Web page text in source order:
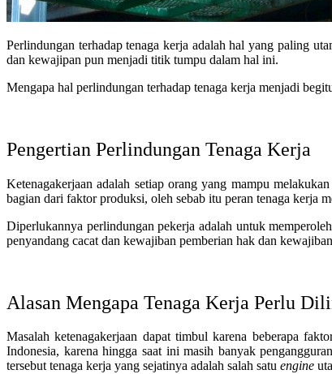
Perlindungan terhadap tenaga kerja adalah hal yang paling
dan kewajipan pun menjadi titik tumpu dalam hal ini.
Mengapa hal perlindungan terhadap tenaga kerja menjadi
Pengertian Perlindungan Tenaga Kerja
Ketenagakerjaan adalah setiap orang yang mampu
bagian dari faktor produksi, oleh sebab itu peran tenaga kerja
Diperlukannya perlindungan pekerja adalah untuk
penyandang cacat dan kewajiban pemberian hak dan
Alasan Mengapa Tenaga Kerja Perlu
Masalah ketenagakerjaan dapat timbul karena beberapa
Indonesia, karena hingga saat ini masih banyak
tersebut tenaga kerja yang sejatinya adalah salah satu engine